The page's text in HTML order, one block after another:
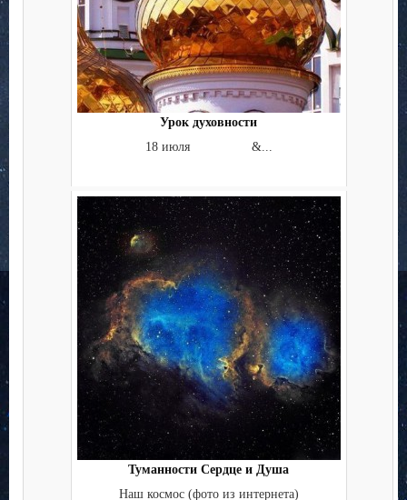
Урок духовности
18 июля &...
Туманности Сердце и Душа
Наш космос (фото из интернета)